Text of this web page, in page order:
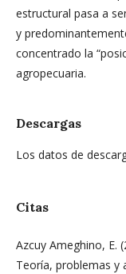
estructural pasa a
y
concentrado la
agropecuaria.
Descargas
Los datos de
Citas
Azcuy Ameghino, E.
Teoría, problemas y